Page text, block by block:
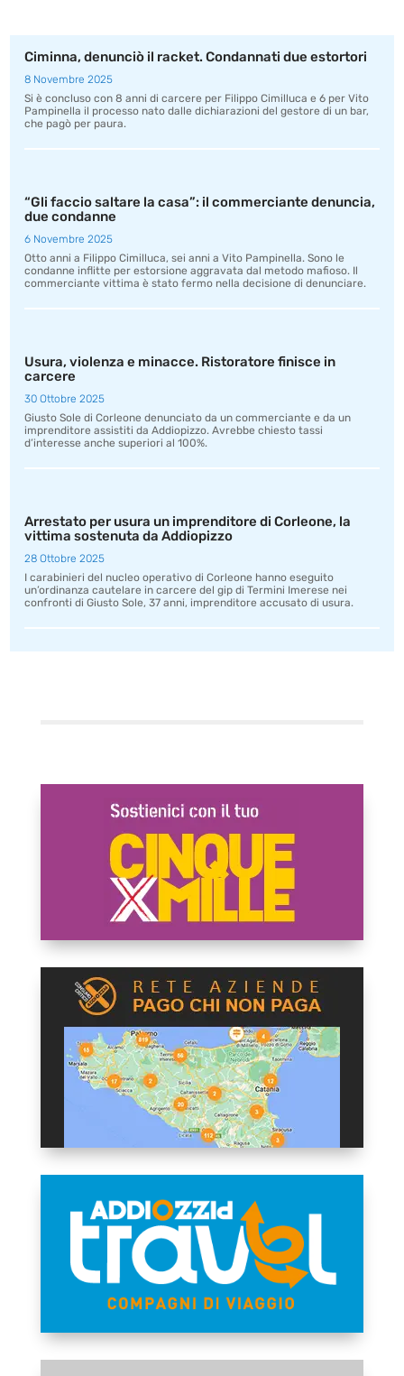
Ciminna, denunciò il racket. Condannati due estortori
8 Novembre 2025
Si è concluso con 8 anni di carcere per Filippo Cimilluca e 6 per Vito
Pampinella il processo nato dalle dichiarazioni del gestore di un bar,
che pagò per paura.
“Gli faccio saltare la casa”: il commerciante denuncia,
due condanne
6 Novembre 2025
Otto anni a Filippo Cimilluca, sei anni a Vito Pampinella. Sono le
condanne inflitte per estorsione aggravata dal metodo mafioso. Il
commerciante vittima è stato fermo nella decisione di denunciare.
Usura, violenza e minacce. Ristoratore finisce in
carcere
30 Ottobre 2025
Giusto Sole di Corleone denunciato da un commerciante e da un
imprenditore assistiti da Addiopizzo. Avrebbe chiesto tassi
d’interesse anche superiori al 100%.
Arrestato per usura un imprenditore di Corleone, la
vittima sostenuta da Addiopizzo
28 Ottobre 2025
I carabinieri del nucleo operativo di Corleone hanno eseguito
un’ordinanza cautelare in carcere del gip di Termini Imerese nei
confronti di Giusto Sole, 37 anni, imprenditore accusato di usura.